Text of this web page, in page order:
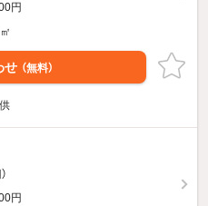
円
せ （無料）
円